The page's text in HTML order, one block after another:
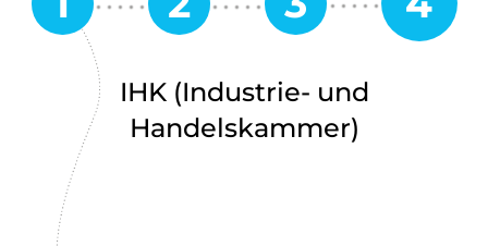
IHK (Industrie- und
Handelskammer)